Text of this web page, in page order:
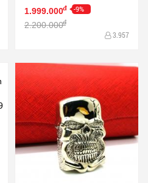
1.999.000đ -9%
2.200.000đ
3.957